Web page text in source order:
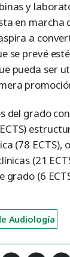
y
en marcha
a
se prevé
pueda ser
del grado
(78 ECTS),
(21
(6
Audiología